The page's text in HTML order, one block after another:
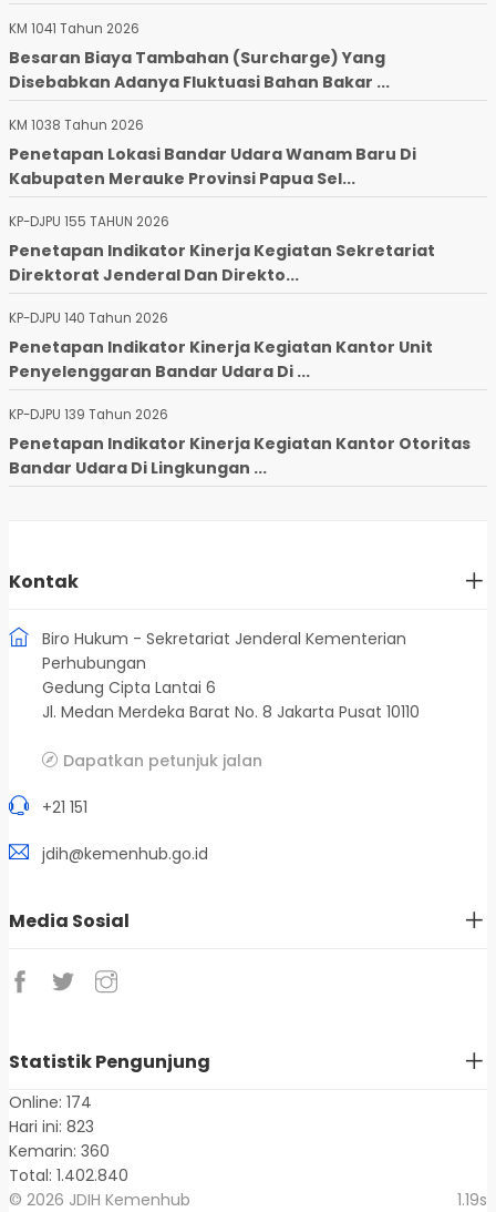
KM 1041 Tahun 2026
Besaran Biaya Tambahan (Surcharge) Yang
Disebabkan Adanya Fluktuasi Bahan Bakar ...
KM 1038 Tahun 2026
Penetapan Lokasi Bandar Udara Wanam Baru Di
Kabupaten Merauke Provinsi Papua Sel...
KP-DJPU 155 TAHUN 2026
Penetapan Indikator Kinerja Kegiatan Sekretariat
Direktorat Jenderal Dan Direkto...
KP-DJPU 140 Tahun 2026
Penetapan Indikator Kinerja Kegiatan Kantor Unit
Penyelenggaran Bandar Udara Di ...
KP-DJPU 139 Tahun 2026
Penetapan Indikator Kinerja Kegiatan Kantor Otoritas
Bandar Udara Di Lingkungan ...
Kontak
Biro Hukum - Sekretariat Jenderal Kementerian
Perhubungan
Gedung Cipta Lantai 6
Jl. Medan Merdeka Barat No. 8 Jakarta Pusat 10110
Dapatkan petunjuk jalan
+21 151
jdih@kemenhub.go.id
Media Sosial
Statistik Pengunjung
Online: 174
Hari ini: 823
Kemarin: 360
Total: 1.402.840
© 2026 JDIH Kemenhub
1.19s